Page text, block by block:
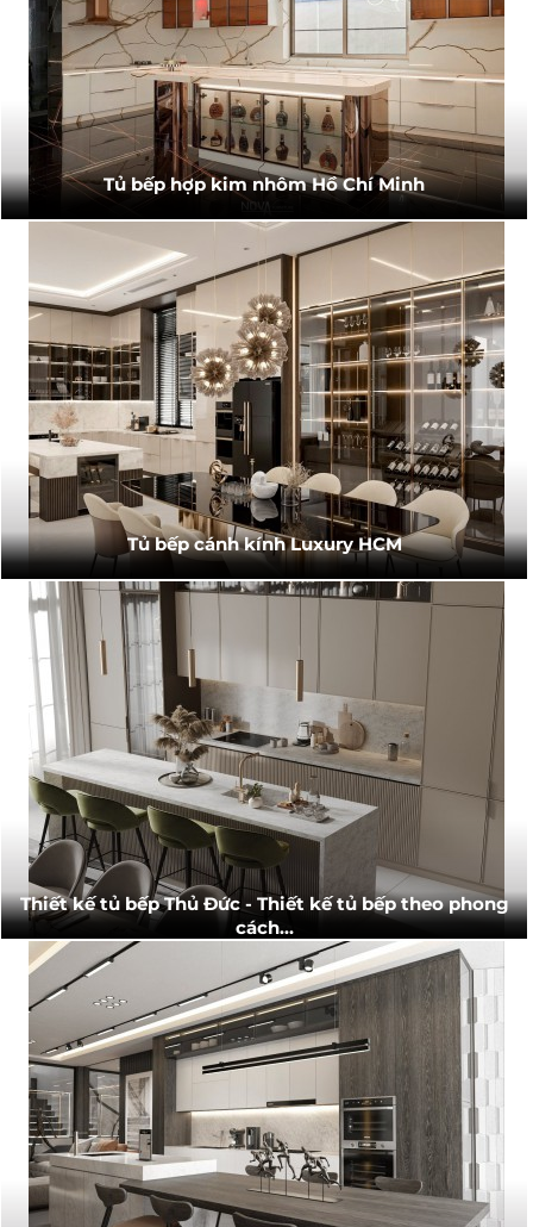
Tủ bếp hợp kim nhôm Hồ Chí Minh
Tủ bếp cánh kính Luxury HCM
Thiết kế tủ bếp Thủ Đức - Thiết kế tủ bếp theo phong
cách...